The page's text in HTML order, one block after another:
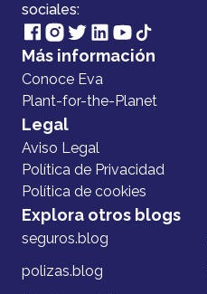
sociales:
Más información
Conoce Eva
Plant-for-the-Planet
Legal
Aviso Legal
Política de Privacidad
Política de cookies
Explora otros blogs
seguros.blog
polizas.blog